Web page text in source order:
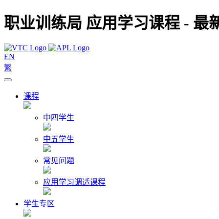
职业训练局 应用学习课程 - 最
EN
繁
课程
中四学生
中五学生
常见问题
应用学习调适课程
学生专区